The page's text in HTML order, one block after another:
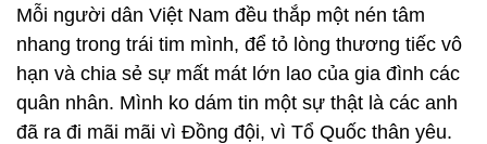
Mỗi người dân Việt Nam đều thắp một nén tâm
nhang trong trái tim mình, để tỏ lòng thương tiếc vô
hạn và chia sẻ sự mất mát lớn lao của gia đình các
quân nhân. Mình ko dám tin một sự thật là các anh
đã ra đi mãi mãi vì Đồng đội, vì Tổ Quốc thân yêu.